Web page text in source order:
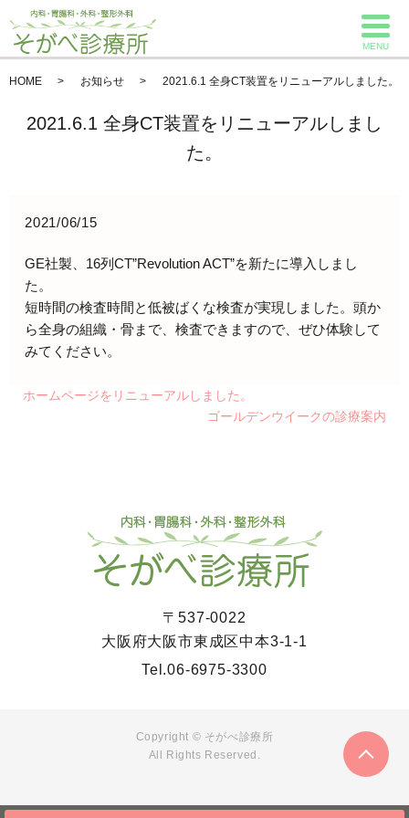
MENU
HOME お知らせ 2021.6.1 全身CT装置をリニューアルしました。
2021.6.1 全身CT装置をリニューアルしまし
た。
2021/06/15
GE社製、16列CT”Revolution ACT”を新たに導入しまし
た。
短時間の検査時間と低被ばくな検査が実現しました。頭か
ら全身の組織・骨まで、検査できますので、ぜひ体験して
みてください。
ホームページをリニューアルしました。
ゴールデンウイークの診療案内
〒537-0022
大阪府大阪市東成区中本3-1-1
Tel.06-6975-3300
Copyright © そがべ診療所
All Rights Reserved.